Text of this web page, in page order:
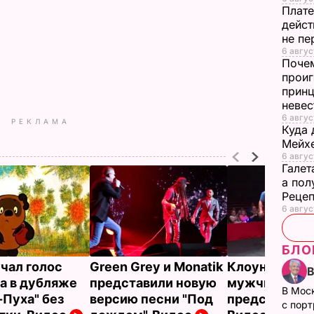
РЕКЛАМА
голос
в дубляже
без
Green Grey и Monatik
представили новую
версию песни "Под
Клоун
мужчину во
не
6
6
Куда
6
а
6
В
с